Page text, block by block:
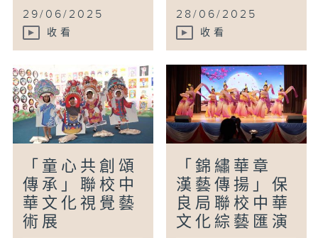
29/06/2025
收看
28/06/2025
收看
「童心共創頌
傳承」聯校中
華文化視覺藝
術展
「錦繡華章
漢藝傳揚」保
良局聯校中華
文化綜藝匯演